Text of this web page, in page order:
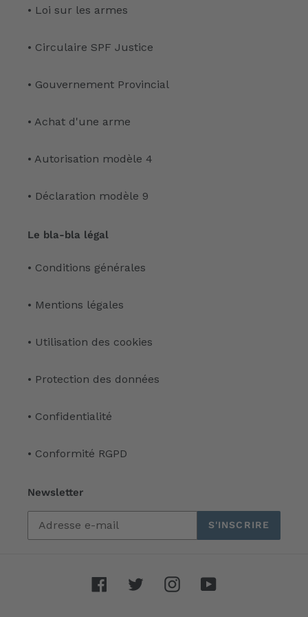
• Loi sur les armes
• Circulaire SPF Justice
• Gouvernement Provincial
• Achat d'une arme
• Autorisation modèle 4
• Déclaration modèle 9
Le bla-bla légal
• Conditions générales
• Mentions légales
• Utilisation des cookies
• Protection des données
• Confidentialité
• Conformité RGPD
Newsletter
S'INSCRIRE
FacebookTwitterInstagram